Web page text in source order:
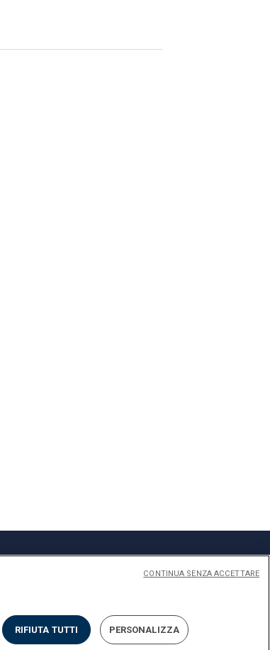
CookiesImpostazione dei Cookies
RIFIUTA TUTTI PERSONALIZZA
CONTINUA SENZA ACCETTARE